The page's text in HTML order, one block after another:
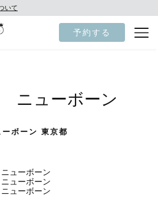
いて
予約する
ニューボーン
ーボーン 東京都